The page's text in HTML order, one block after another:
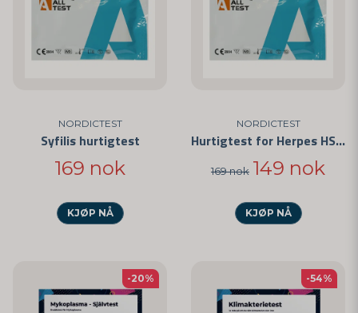
NORDICTEST
Syfilis hurtigtest
169 nok
KJØP NÅ
NORDICTEST
Hurtigtest for Herpes HSV-1
169 nok 149 nok
KJØP NÅ
-20% -54%